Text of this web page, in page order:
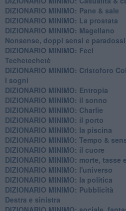
​DIZIONARIO MINIMO: Pane & sale
DIZIONARIO MINIMO: La prostata
​DIZIONARIO MINIMO: Magellano
Nonsense, doppi sensi e paradossi
DIZIONARIO MINIMO: Feci
Techetechetè
DIZIONARIO MINIMO: Cristoforo
I sogni
DIZIONARIO MINIMO: Entropia
DIZIONARIO MINIMO: il sonno
DIZIONARIO MINIMO: Charlie
DIZIONARIO MINIMO: il porto
DIZIONARIO MINIMO: la piscina
DIZIONARIO MINIMO: Tempo &
DIZIONARIO MINIMO: il cuore
DIZIONARIO MINIMO: morte, tasse
DIZIONARIO MINIMO: l'universo
DIZIONARIO MINIMO: la politica
DIZIONARIO MINIMO: Pubblicità
Destra e sinistra